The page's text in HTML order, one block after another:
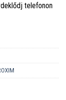
telefonon